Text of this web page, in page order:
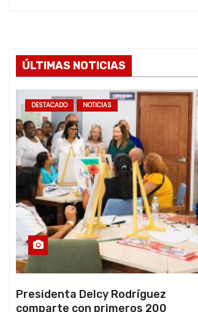
ÚLTIMAS NOTICIAS
DESTACADO NOTICIAS
Presidenta Delcy Rodríguez
comparte con primeros 200